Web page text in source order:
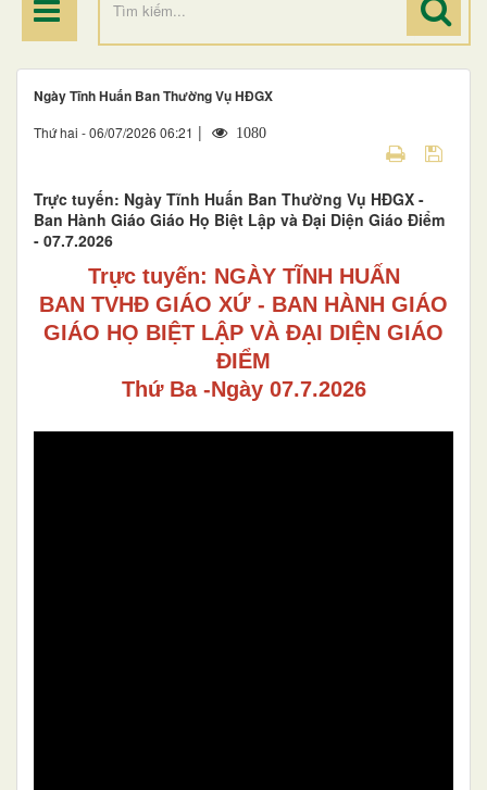
Ngày Tĩnh Huấn Ban Thường Vụ HĐGX
Thứ hai - 06/07/2026 06:21 | 1080
Trực tuyến: Ngày Tĩnh Huấn Ban Thường Vụ HĐGX -
Ban Hành Giáo Giáo Họ Biệt Lập và Đại Diện Giáo Điểm
- 07.7.2026
Trực tuyến: NGÀY TĨNH HUẤN
BAN TVHĐ GIÁO XỨ - BAN HÀNH GIÁO
GIÁO HỌ BIỆT LẬP VÀ ĐẠI DIỆN GIÁO
ĐIỂM
Thứ Ba -Ngày 07.7.2026